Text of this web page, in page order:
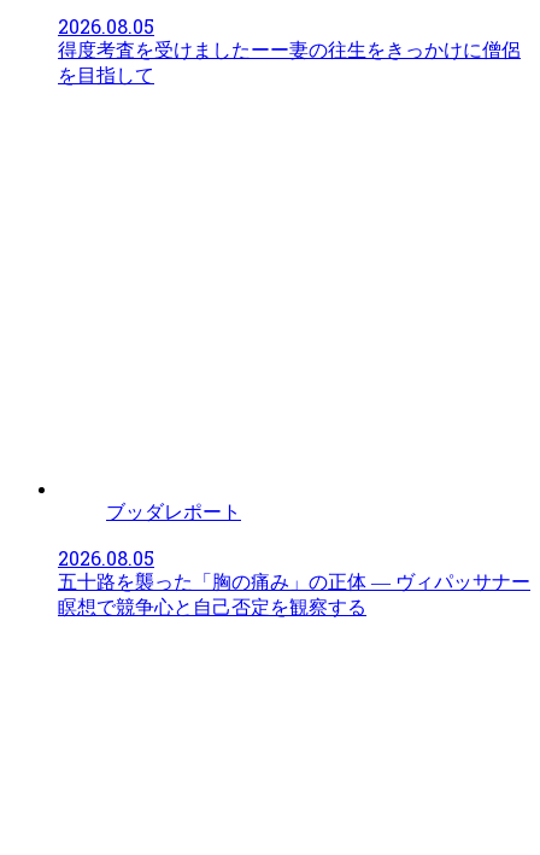
2026.08.05
得度考査を受けましたーー妻の往生をきっかけに僧侶
を目指して
ブッダレポート
2026.08.05
五十路を襲った「胸の痛み」の正体 — ヴィパッサナー
瞑想で競争心と自己否定を観察する